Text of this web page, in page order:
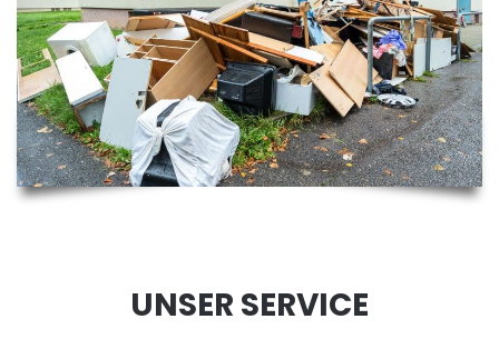
UNSER SERVICE